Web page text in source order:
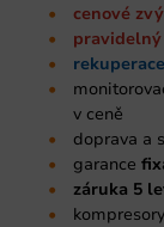
cenové
pravidelný
v ceně
doprava a
garance
záruka 5